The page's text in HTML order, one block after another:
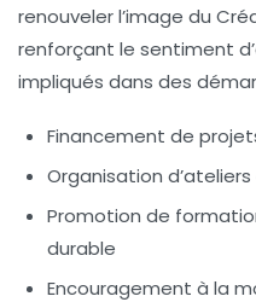
renouveler l’image du
renforçant le sentiment
impliqués dans des
Financement de
Organisation
Promotion de
durable
Encouragement à la